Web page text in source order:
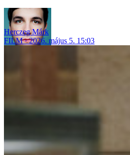
Herczeg Márk
FILM
2026. május 5. 15:03